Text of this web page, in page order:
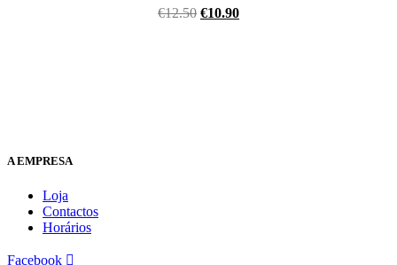
€12.50 €10.90
A EMPRESA
Loja
Contactos
Horários
Facebook